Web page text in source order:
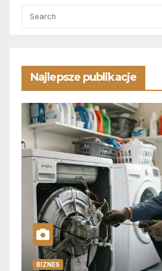
Najlepsze publikacje
BIZNES